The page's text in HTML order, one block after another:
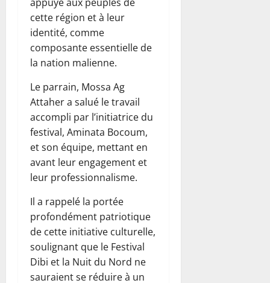
cette région et à leur
identité, comme
composante essentielle de
la nation malienne.
Le parrain, Mossa Ag
Attaher a salué le travail
accompli par l’initiatrice du
festival, Aminata Bocoum,
et son équipe, mettant en
avant leur engagement et
leur professionnalisme.
Il a rappelé la portée
profondément patriotique
de cette initiative culturelle,
soulignant que le Festival
Dibi et la Nuit du Nord ne
sauraient se réduire à un